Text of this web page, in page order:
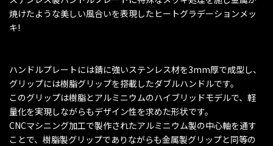
焼けたような美しい風合いを表現したヒートグラデーションメッ
キ!
ハンドルプレートには錆に強いステンレス材を3mm厚で成型し、
グリップには樹脂グリップを搭載したダブルハンドルです。
このグリップは樹脂とアルミニウムのハイブリッドモデルで、軽
量化を実現しながらもデザイン性を求めた形状です。
CNCマシニング加工で製作されたアルミニウム製の中心軸を通す
ことで、樹脂製グリップでありながらも金属製グリップと同等の